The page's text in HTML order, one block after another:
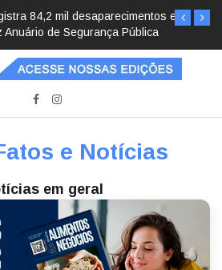
84,2 mil desaparecimentos em
Anuário de Segurança Pública
e Notícias
em geral